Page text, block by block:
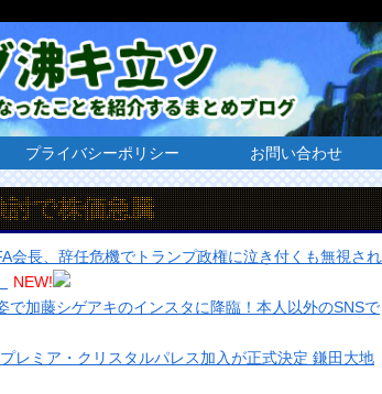
プライバシーポリシー お問い合わせ
騰
会長、辞任危機でトランプ政権に泣き付くも無視され
NEW!
で加藤シゲアキのインスタに降臨！本人以外のSNSで
レミア・クリスタルパレス加入が正式決定 鎌田大地